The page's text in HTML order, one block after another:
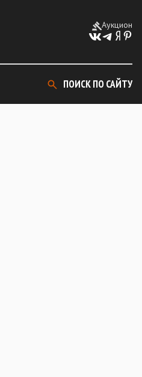
Аукцион
ПОИСК ПО САЙТУ